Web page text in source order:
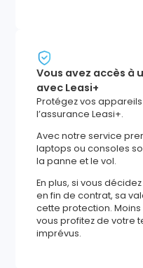
Vous avez accès
avec Leasi+
Protégez vos
l’assurance Leasi+.
Avec notre service
laptops ou consoles
la panne et le vol.
En plus, si vous
en fin de contrat, sa
cette protection.
vous profitez de votre
imprévus.